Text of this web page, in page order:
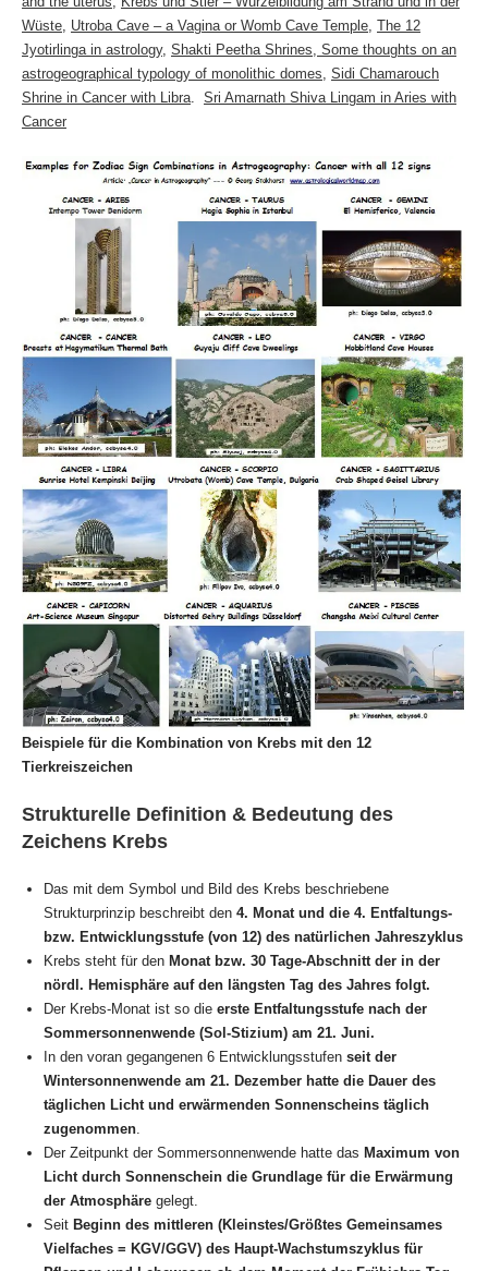
Wüste, Utroba Cave – a Vagina or Womb Cave Temple, The 12
Jyotirlinga in astrology, Shakti Peetha Shrines, Some thoughts on an
astrogeographical typology of monolithic domes, Sidi Chamarouch
Shrine in Cancer with Libra. Sri Amarnath Shiva Lingam in Aries with
Cancer
Beispiele für die Kombination von Krebs mit den 12
Tierkreiszeichen
Strukturelle Definition & Bedeutung des
Zeichens Krebs
Das mit dem Symbol und Bild des Krebs beschriebene
Strukturprinzip beschreibt den 4. Monat und die 4. Entfaltungs-
bzw. Entwicklungsstufe (von 12) des natürlichen Jahreszyklus
Krebs steht für den Monat bzw. 30 Tage-Abschnitt der in der
nördl. Hemisphäre auf den längsten Tag des Jahres folgt.
Der Krebs-Monat ist so die erste Entfaltungsstufe nach der
Sommersonnenwende (Sol-Stizium) am 21. Juni.
In den voran gegangenen 6 Entwicklungsstufen seit der
Wintersonnenwende am 21. Dezember hatte die Dauer des
täglichen Licht und erwärmenden Sonnenscheins täglich
zugenommen
Der Zeitpunkt der Sommersonnenwende hatte das Maximum von
Licht durch Sonnenschein die Grundlage für die Erwärmung
der Atmosphäre gelegt.
Seit Beginn des mittleren (Kleinstes/Größtes Gemeinsames
Vielfaches = KGV/GGV) des Haupt-Wachstumszyklus für